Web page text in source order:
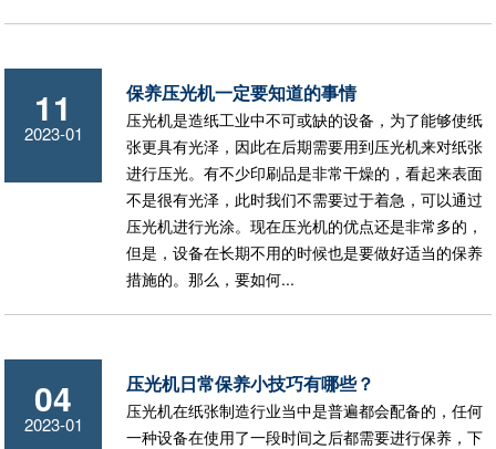
11
2023-01
保养压光机一定要知道的事情
压光机是造纸工业中不可或缺的设备，为了能够使纸
张更具有光泽，因此在后期需要用到压光机来对纸张
进行压光。有不少印刷品是非常干燥的，看起来表面
不是很有光泽，此时我们不需要过于着急，可以通过
压光机进行光涂。现在压光机的优点还是非常多的，
但是，设备在长期不用的时候也是要做好适当的保养
措施的。那么，要如何...
04
2023-01
压光机日常保养小技巧有哪些？
压光机在纸张制造行业当中是普遍都会配备的，任何
一种设备在使用了一段时间之后都需要进行保养，下